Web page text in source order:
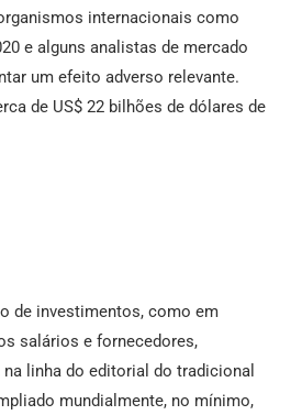
internacionais como
e alguns analistas de mercado
um efeito adverso relevante.
de US$ 22 bilhões de dólares de
de investimentos, como em
salários e fornecedores,
linha do editorial do tradicional
mundialmente, no mínimo,